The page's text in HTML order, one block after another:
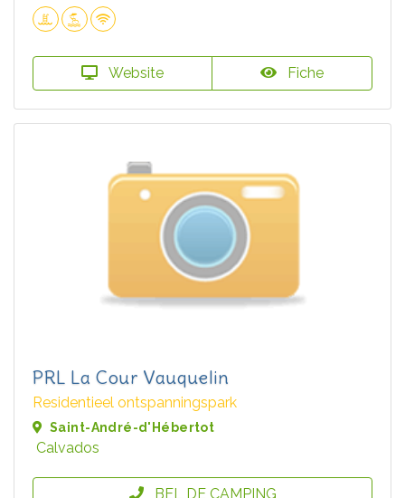
Website Fiche
PRL La Cour Vauquelin
Residentieel ontspanningspark
Saint-André-d'Hébertot
Calvados
BEL DE CAMPING